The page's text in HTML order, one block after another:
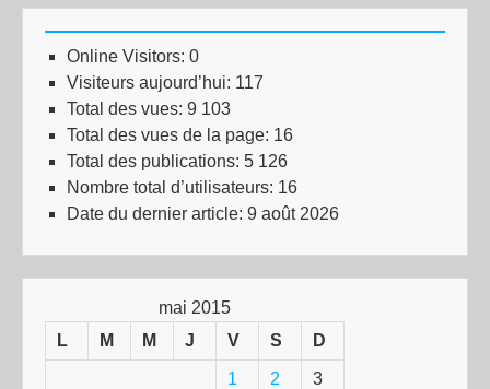
Online Visitors: 0
Visiteurs aujourd’hui: 117
Total des vues: 9 103
Total des vues de la page: 16
Total des publications: 5 126
Nombre total d’utilisateurs: 16
Date du dernier article: 9 août 2026
mai 2015
L
M M J V S D
1 2 3